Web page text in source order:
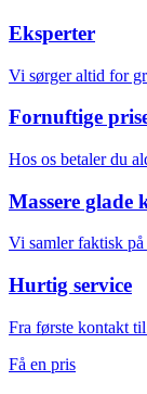
Eksperter
Vi sørger altid for
Fornuftige
Hos os betaler du
Massere glade
Vi samler faktisk
Hurtig service
Fra første kontakt
Få en pris